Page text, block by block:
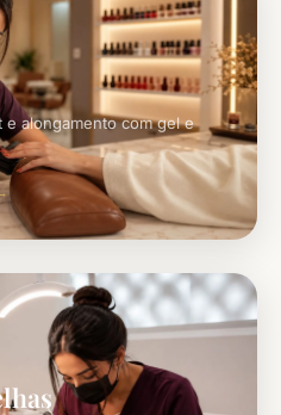
alongamento com gel e